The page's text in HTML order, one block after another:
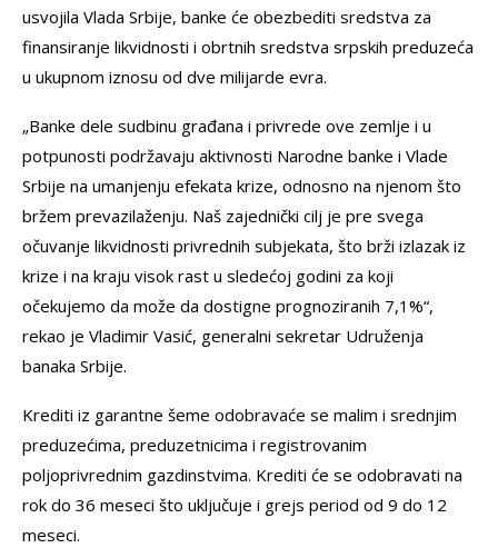
usvojila Vlada Srbije, banke će obezbediti sredstva za
finansiranje likvidnosti i obrtnih sredstva srpskih preduzeća
u ukupnom iznosu od dve milijarde evra.
„Banke dele sudbinu građana i privrede ove zemlje i u
potpunosti podržavaju aktivnosti Narodne banke i Vlade
Srbije na umanjenju efekata krize, odnosno na njenom što
bržem prevazilaženju. Naš zajednički cilj je pre svega
očuvanje likvidnosti privrednih subjekata, što brži izlazak iz
krize i na kraju visok rast u sledećoj godini za koji
očekujemo da može da dostigne prognoziranih 7,1%“,
rekao je Vladimir Vasić, generalni sekretar Udruženja
banaka Srbije.
Krediti iz garantne šeme odobravaće se malim i srednjim
preduzećima, preduzetnicima i registrovanim
poljoprivrednim gazdinstvima. Krediti će se odobravati na
rok do 36 meseci što uključuje i grejs period od 9 do 12
meseci.